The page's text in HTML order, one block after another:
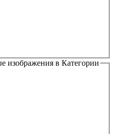
изображения в Категории